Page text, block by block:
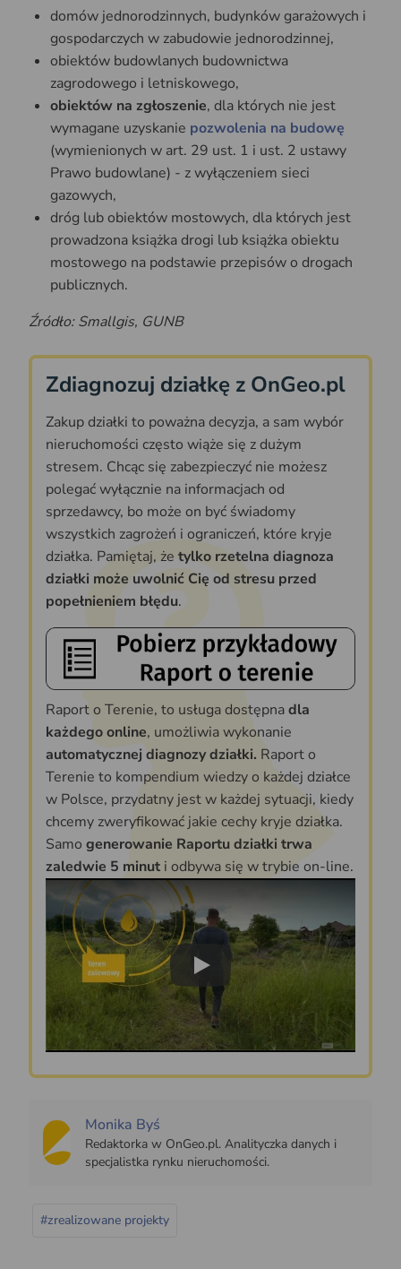
domów jednorodzinnych, budynków garażowych i
gospodarczych w zabudowie jednorodzinnej,
obiektów budowlanych budownictwa
zagrodowego i letniskowego,
obiektów na zgłoszenie, dla których nie jest
wymagane uzyskanie pozwolenia na budowę
(wymienionych w art. 29 ust. 1 i ust. 2 ustawy
Prawo budowlane) - z wyłączeniem sieci
gazowych,
dróg lub obiektów mostowych, dla których jest
prowadzona książka drogi lub książka obiektu
mostowego na podstawie przepisów o drogach
publicznych.
Źródło: Smallgis, GUNB
Zdiagnozuj działkę z OnGeo.pl
Zakup działki to poważna decyzja, a sam wybór
nieruchomości często wiąże się z dużym
stresem. Chcąc się zabezpieczyć nie możesz
polegać wyłącznie na informacjach od
sprzedawcy, bo może on być świadomy
wszystkich zagrożeń i ograniczeń, które kryje
działka. Pamiętaj, że tylko rzetelna diagnoza
działki może uwolnić Cię od stresu przed
popełnieniem błędu.
Raport o Terenie, to usługa dostępnadla
każdego online, umożliwia wykonanie
automatycznej diagnozy działki. Raport o
Terenie to kompendium wiedzy o każdej działce
w Polsce, przydatny jest w każdej sytuacji, kiedy
chcemy zweryfikować jakie cechy kryje działka.
Samo generowanie Raportu działki trwa
zaledwie 5 minut i odbywa się w trybie on-line.
Play
Monika Byś
Redaktorka w OnGeo.pl. Analityczka danych i
specjalistka rynku nieruchomości.
#zrealizowane projekty